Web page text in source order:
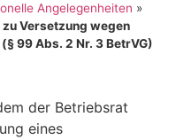
Angelegenheiten »
Versetzung wegen
99 Abs. 2 Nr. 3 BetrVG)
der Betriebsrat
eines